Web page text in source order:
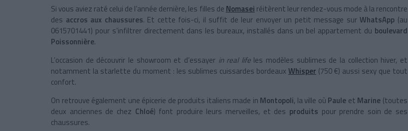
Si vous aviez raté celui de l’année dernière, les filles de Nomasei réitèrent leur rendez-vous mode à la rencontre
des accros aux chaussures. Et cette fois-ci, il suffit de leur envoyer un petit message surWhatsApp (au
0615701441) pour s’infiltrer directement dans les bureaux, installés dans un bel appartement du boulevard
Poissonnière.
L’occasion de découvrir le showroom et d’essayerin real lifeles modèles sublimes de la collection hiver, et
notamment la starlette du moment : les sublimes cuissardes bordeaux Whisper (750 €) aussi sexy que tout
confort.
On retrouve également une épicerie de produits italiens made in Montopoli, la ville où Paule et Marine (toutes
deux anciennes de chez Chloé) font produire leurs merveilles, et des produits pour prendre soin de ses
chaussures.